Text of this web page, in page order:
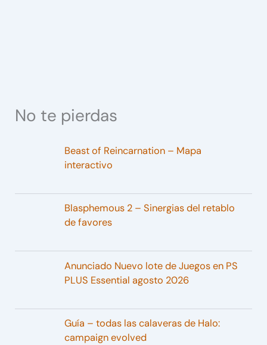
No te pierdas
Beast of Reincarnation – Mapa
interactivo
Blasphemous 2 – Sinergias del retablo
de favores
Anunciado Nuevo lote de Juegos en PS
PLUS Essential agosto 2026
Guía – todas las calaveras de Halo:
campaign evolved